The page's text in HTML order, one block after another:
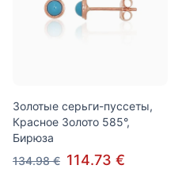
Золотые серьги-пуссеты,
Красное Золото 585°,
Бирюза
134.98 € 114.73 €